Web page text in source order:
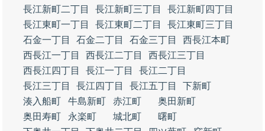
長江新町二丁目
長江新町三丁目
長江新町四丁目
長江東町一丁目
長江東町二丁目
長江東町三丁目
石金一丁目
石金二丁目 石金三丁目
西長江本町
西長江一丁目
西長江二丁目
西長江三丁目
西長江四丁目
長江一丁目
長江二丁目
長江三丁目
長江四丁目 長江五丁目
下新町
湊入船町
牛島新町 赤江町
奥田新町
奥田寿町
永楽町 城北町
曙町